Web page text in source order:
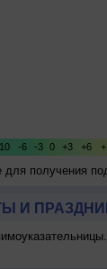
для получения
И